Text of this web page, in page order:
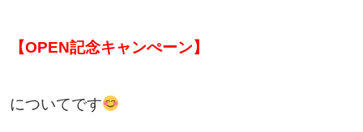
【OPEN記念キャンぺーン】
についてです